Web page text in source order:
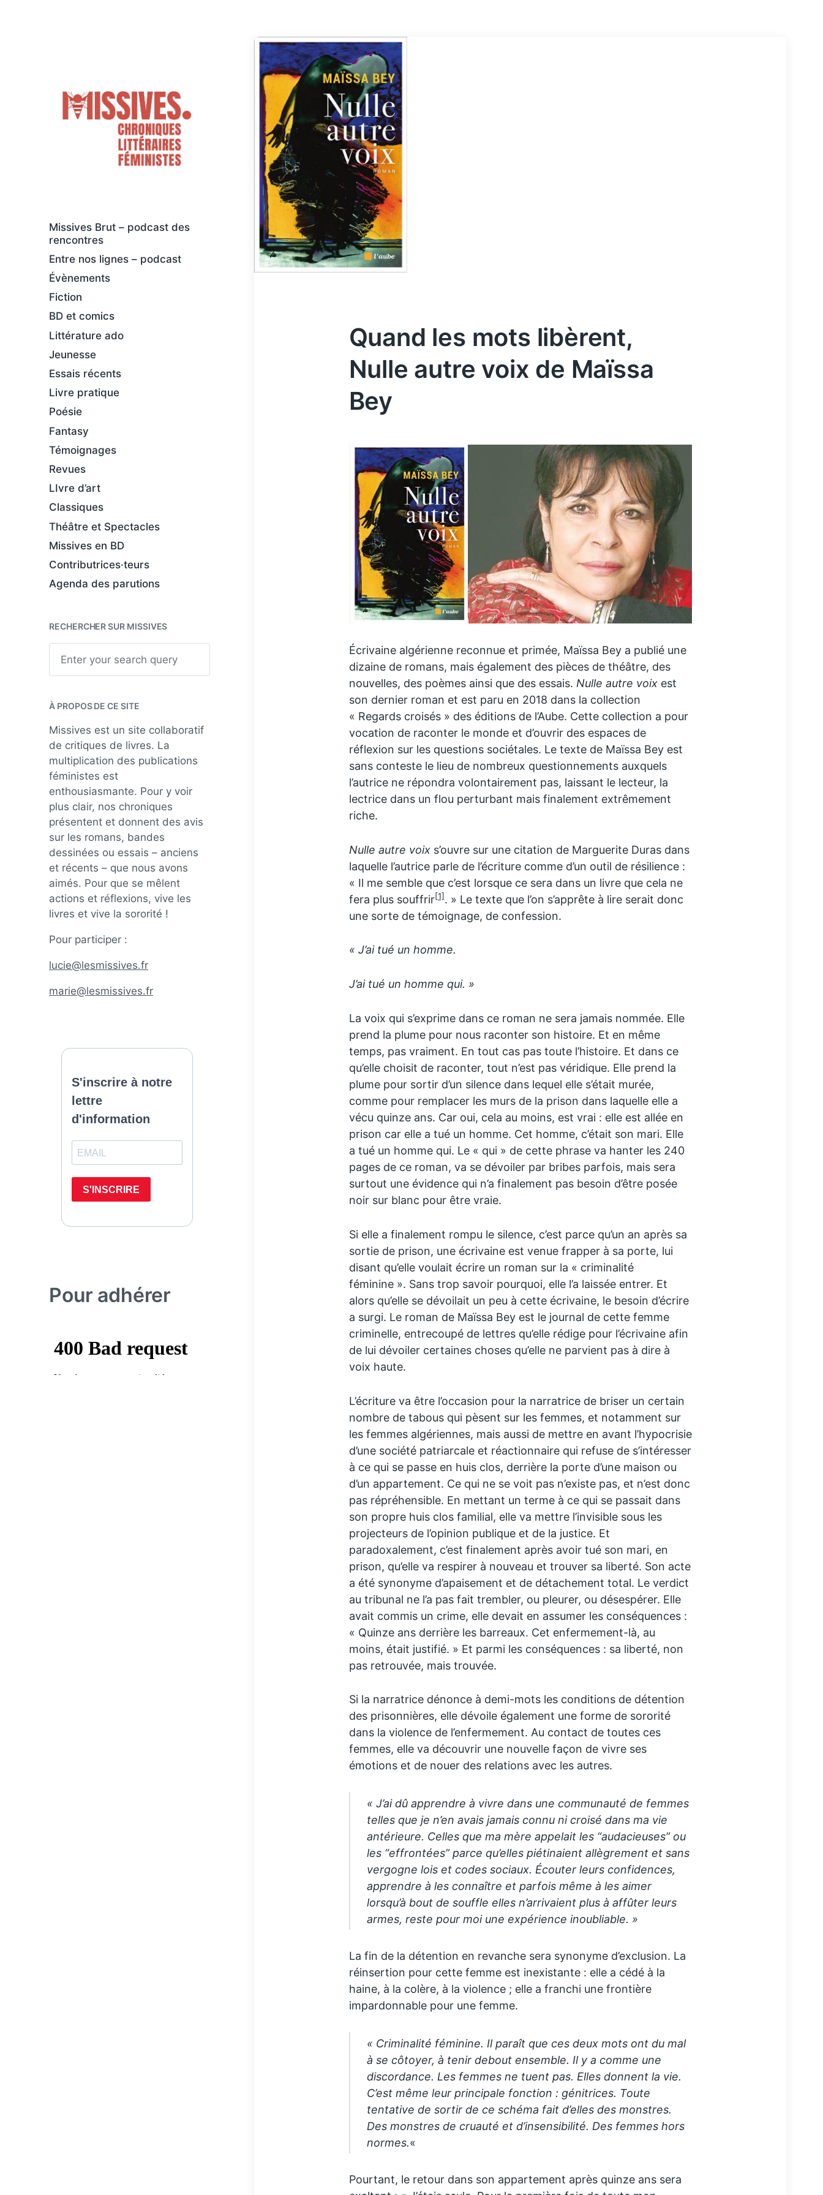
large
Missives Brut – podcast des
rencontres
Entre nos lignes – podcast
Évènements
Fiction
BD et comics
Littérature ado
Jeunesse
Essais récents
Livre pratique
Poésie
Fantasy
Témoignages
Revues
LIvre d’art
Classiques
Théâtre et Spectacles
Missives en BD
Contributrices·teurs
Agenda des parutions
RECHERCHER SUR MISSIVES
h
À PROPOS DE CE SITE
Missives est un site collaboratif
de critiques de livres. La
multiplication des publications
féministes est
enthousiasmante. Pour y voir
plus clair, nos chroniques
présentent et donnent des avis
sur les romans, bandes
dessinées ou essais – anciens
et récents – que nous avons
aimés. Pour que se mêlent
actions et réflexions, vive les
livres et vive la sororité !
Pour participer :
lucie@lesmissives.fr
marie@lesmissives.fr
Pour adhérer
Quand les mots libèrent,
Nulle autre voix de Maïssa
Bey
Écrivaine algérienne reconnue et primée, Maïssa Bey a publié une
dizaine de romans, mais également des pièces de théâtre, des
nouvelles, des poèmes ainsi que des essais. Nulle autre voixest
son dernier roman et est paru en 2018 dans la collection
« Regards croisés » des éditions de l’Aube. Cette collection a pour
vocation de raconter le monde et d’ouvrir des espaces de
réflexion sur les questions sociétales. Le texte de Maïssa Bey est
sans conteste le lieu de nombreux questionnements auxquels
l’autrice ne répondra volontairement pas, laissant le lecteur, la
lectrice dans un flou perturbant mais finalement extrêmement
riche.
Nulle autre voixs’ouvre sur une citation de Marguerite Duras dans
laquelle l’autrice parle de l’écriture comme d’un outil de résilience :
« Il me semble que c’est lorsque ce sera dans un livre que cela ne
fera plus souffrir[1]. » Le texte que l’on s’apprête à lire serait donc
une sorte de témoignage, de confession.
« J’ai tué un homme.
J’ai tué un homme qui. »
La voix qui s’exprime dans ce roman ne sera jamais nommée. Elle
prend la plume pour nous raconter son histoire. Et en même
temps, pas vraiment. En tout cas pas toute l’histoire. Et dans ce
qu’elle choisit de raconter, tout n’est pas véridique. Elle prend la
plume pour sortir d’un silence dans lequel elle s’était murée,
comme pour remplacer les murs de la prison dans laquelle elle a
vécu quinze ans. Car oui, cela au moins, est vrai : elle est allée en
prison car elle a tué un homme. Cet homme, c’était son mari. Elle
a tué un homme qui. Le « qui » de cette phrase va hanter les 240
pages de ce roman, va se dévoiler par bribes parfois, mais sera
surtout une évidence qui n’a finalement pas besoin d’être posée
noir sur blanc pour être vraie.
Si elle a finalement rompu le silence, c’est parce qu’un an après sa
sortie de prison, une écrivaine est venue frapper à sa porte, lui
disant qu’elle voulait écrire un roman sur la « criminalité
féminine ». Sans trop savoir pourquoi, elle l’a laissée entrer. Et
alors qu’elle se dévoilait un peu à cette écrivaine, le besoin d’écrire
a surgi. Le roman de Maïssa Bey est le journal de cette femme
criminelle, entrecoupé de lettres qu’elle rédige pour l’écrivaine afin
de lui dévoiler certaines choses qu’elle ne parvient pas à dire à
voix haute.
L’écriture va être l’occasion pour la narratrice de briser un certain
nombre de tabous qui pèsent sur les femmes, et notamment sur
les femmes algériennes, mais aussi de mettre en avant l’hypocrisie
d’une société patriarcale et réactionnaire qui refuse de s’intéresser
à ce qui se passe en huis clos, derrière la porte d’une maison ou
d’un appartement. Ce qui ne se voit pas n’existe pas, et n’est donc
pas répréhensible. En mettant un terme à ce qui se passait dans
son propre huis clos familial, elle va mettre l’invisible sous les
projecteurs de l’opinion publique et de la justice. Et
paradoxalement, c’est finalement après avoir tué son mari, en
prison, qu’elle va respirer à nouveau et trouver sa liberté. Son acte
a été synonyme d’apaisement et de détachement total. Le verdict
au tribunal ne l’a pas fait trembler, ou pleurer, ou désespérer. Elle
avait commis un crime, elle devait en assumer les conséquences :
« Quinze ans derrière les barreaux. Cet enfermement-là, au
moins, était justifié. » Et parmi les conséquences : sa liberté, non
pas retrouvée, mais trouvée.
Si la narratrice dénonce à demi-mots les conditions de détention
des prisonnières, elle dévoile également une forme de sororité
dans la violence de l’enfermement. Au contact de toutes ces
femmes, elle va découvrir une nouvelle façon de vivre ses
émotions et de nouer des relations avec les autres.
« J’ai dû apprendre à vivre dans une communauté de femmes
telles que je n’en avais jamais connu ni croisé dans ma vie
antérieure. Celles que ma mère appelait les “audacieuses” ou
les “effrontées” parce qu’elles piétinaient allègrement et sans
vergogne lois et codes sociaux. Écouter leurs confidences,
apprendre à les connaître et parfois même à les aimer
lorsqu’à bout de souffle elles n’arrivaient plus à affûter leurs
armes, reste pour moi une expérience inoubliable. »
La fin de la détention en revanche sera synonyme d’exclusion. La
réinsertion pour cette femme est inexistante : elle a cédé à la
haine, à la colère, à la violence ; elle a franchi une frontière
impardonnable pour une femme.
« Criminalité féminine. Il paraît que ces deux mots ont du mal
à se côtoyer, à tenir debout ensemble. Il y a comme une
discordance. Les femmes ne tuent pas. Elles donnent la vie.
C’est même leur principale fonction : génitrices. Toute
tentative de sortir de ce schéma fait d’elles des monstres.
Des monstres de cruauté et d’insensibilité. Des femmes hors
normes.«
Pourtant, le retour dans son appartement après quinze ans sera